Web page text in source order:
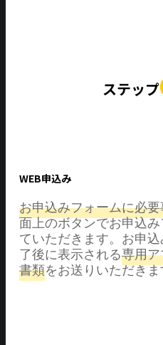
ステップ
WEB申込み
お申込みフォームに必
面上のボタンでお申込
ていただきます。お申
了後に表示される専用
書類をお送りいただき